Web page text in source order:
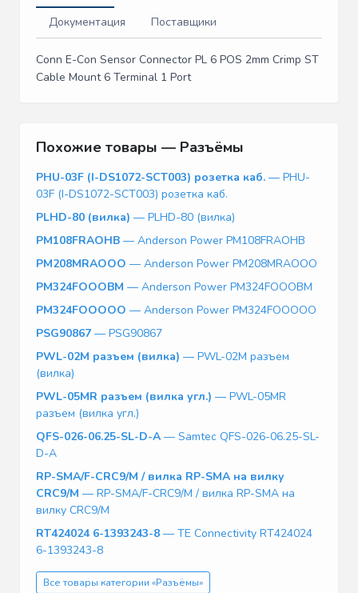
Документация
Поставщики
Conn E-Con Sensor Connector PL 6 POS 2mm Crimp ST
Cable Mount 6 Terminal 1 Port
Похожие товары — Разъёмы
PHU-03F (I-DS1072-SCT003) розетка каб. — PHU-
03F (I-DS1072-SCT003) розетка каб.
PLHD-80 (вилка) — PLHD-80 (вилка)
PM108FRAOHB — Anderson Power PM108FRAOHB
PM208MRAOOO — Anderson Power PM208MRAOOO
PM324FOOOBM — Anderson Power PM324FOOOBM
PM324FOOOOO — Anderson Power PM324FOOOOO
PSG90867 — PSG90867
PWL-02M разъем (вилка) — PWL-02M разъем
(вилка)
PWL-05MR разъем (вилка угл.) — PWL-05MR
разъем (вилка угл.)
QFS-026-06.25-SL-D-A — Samtec QFS-026-06.25-SL-
D-A
RP-SMA/F-CRC9/M / вилка RP-SMA на вилку
CRC9/M — RP-SMA/F-CRC9/M / вилка RP-SMA на
вилку CRC9/M
RT424024 6-1393243-8 — TE Connectivity RT424024
6-1393243-8
Все товары категории «Разъёмы»